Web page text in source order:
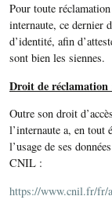
Pour toute
internaute, ce dernier
d’identité, afin
sont bien les siennes.
Droit de réclamation
Outre son droit
l’internaute a, en tout
l’usage de ses
CNIL :
https://www.cnil.fr/fr/